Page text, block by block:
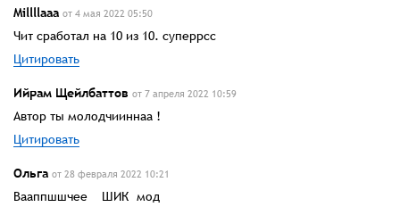
Millllaaa от 4 мая 2022 05:50
Чит сработал на 10 из 10. суперрсс
Цитировать
Ийрам Щейлбаттов от 7 апреля 2022 10:59
Автор ты молодчииннаа !
Цитировать
Ольга от 28 февраля 2022 10:21
Вааппшшчее ШИК мод